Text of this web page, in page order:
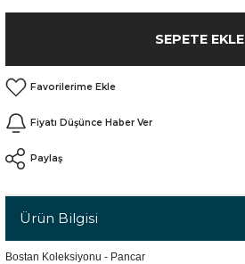
SEPETE EKLE
Fiyatı Düşünce Haber Ver
Paylaş
Ürün Bilgisi
Bostan Koleksiyonu - Pancar